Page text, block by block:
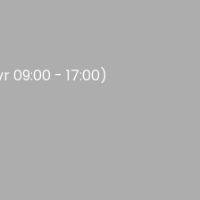
09:00 - 17:00)